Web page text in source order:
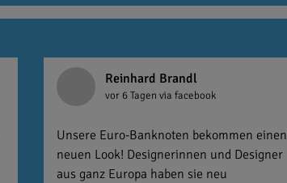
Reinhard Brandl
vor 6 Tagen via facebook
Unsere Euro-Banknoten bekommen einen
neuen Look! Designerinnen und Designer
aus ganz Europa haben sie neu